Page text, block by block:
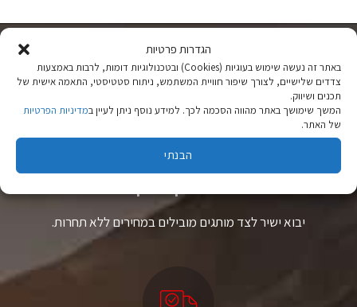
הגדרות פרטיות
באתר זה נעשה שימוש בעוגיות (Cookies) ובטכנולוגיות דומות, לרבות באמצעות
צדדים שלישיים, לצורך שיפור חוויית המשתמש, ניתוח סטטיסטי, התאמה אישית של
תכנים ושיווק.
המשך שימושך באתר מהווה הסכמה לכך. למידע נוסף ניתן לעיין במדיניות הפרטיות
של האתר.
הבנתי
מספר
לבחור
את
האפשרויות
בעמוד
המוצר
מספר
ניתן
לבחור
את
בעמוד
יבוא ישיר לצד מותגים מובילים במחירים ללא תחרות.